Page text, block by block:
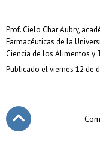
Prof. Cielo Char Aubry,
Farmacéuticas de la
Ciencia de los Alimentos y
Publicado el viernes 12 de